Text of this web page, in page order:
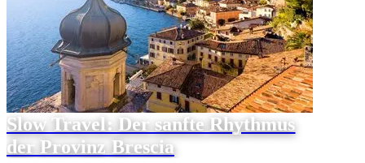
Slow Travel: Der sanfte Rhythmus
der Provinz Brescia